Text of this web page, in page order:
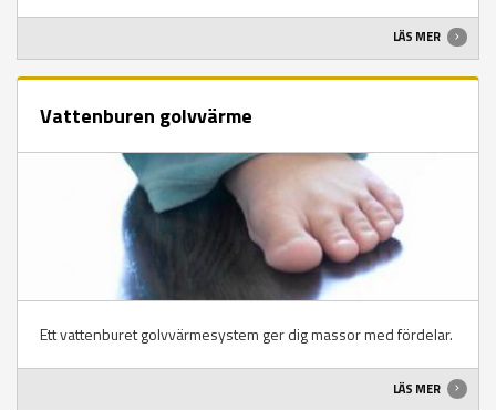
LÄS MER
Vattenburen golvvärme
Ett vattenburet golvvärmesystem ger dig massor med fördelar.
LÄS MER